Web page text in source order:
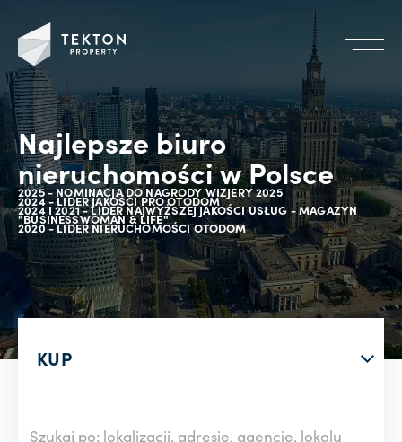
Najlepsze biuro
nieruchomości w Polsce
2025 - NOMINACJA DO NAGRODY WIZJERY 2025
2024 - LIDER JAKOŚCI PRO OTODOM
2024 I 2021 - LIDER NAJWYŻSZEJ JAKOŚCI USŁUG - MAGAZYN
"BUSINESSWOMAN & LIFE"
2020 - LIDER NIERUCHOMOŚCI OTODOM